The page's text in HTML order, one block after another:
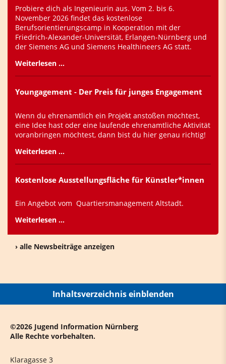
Probiere dich als Ingenieurin aus. Vom 2. bis 6.
November 2026 findet das kostenlose
Berufsorientierungscamp in Kooperation mit der
Friedrich-Alexander-Universität, Erlangen-Nürnberg und
der Siemens AG und Siemens Healthineers AG statt.
Weiterlesen …
Youngagement - Der Preis für junges Engagement
Wenn du ehrenamtlich ein Projekt anstoßen möchtest,
eine Idee hast oder eine laufende ehrenamtliche Aktivität
voranbringen möchtest, dann bist du hier genau richtig!
Weiterlesen …
Kostenlose Ausstellungsfläche für Künstler*innen
Ein Angebot vom Quartiersmanagement Altstadt.
Weiterlesen …
› alle Newsbeiträge anzeigen
Inhaltsverzeichnis einblenden
©2026 Jugend Information Nürnberg
Alle Rechte vorbehalten.
Klaragasse 3